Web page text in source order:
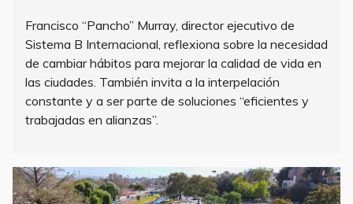
Francisco “Pancho” Murray, director ejecutivo de
Sistema B Internacional, reflexiona sobre la necesidad
de cambiar hábitos para mejorar la calidad de vida en
las ciudades. También invita a la interpelación
constante y a ser parte de soluciones “eficientes y
trabajadas en alianzas”.